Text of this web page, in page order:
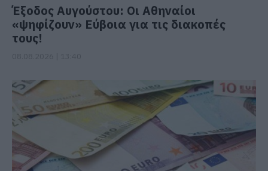
Έξοδος Αυγούστου: Οι Αθηναίοι
«ψηφίζουν» Εύβοια για τις διακοπές
τους!